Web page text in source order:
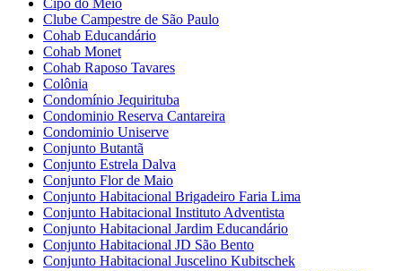
Clube Campestre de São Paulo
Cohab Educandário
Cohab Monet
Cohab Raposo Tavares
Colônia
Condomínio Jequirituba
Condominio Reserva Cantareira
Condominio Uniserve
Conjunto Butantã
Conjunto Estrela Dalva
Conjunto Flor de Maio
Conjunto Habitacional Brigadeiro Faria Lima
Conjunto Habitacional Instituto Adventista
Conjunto Habitacional Jardim Educandário
Conjunto Habitacional JD São Bento
Conjunto Habitacional Juscelino Kubitschek